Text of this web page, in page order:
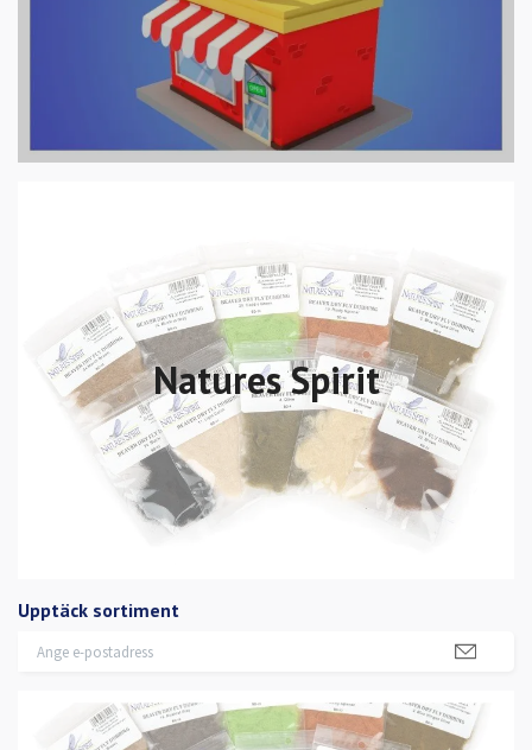
Natures Spirit
Upptäck sortiment